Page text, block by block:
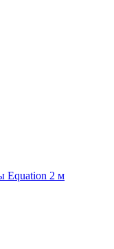
Equation 2 м